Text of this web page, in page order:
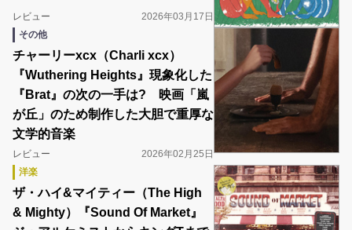
レビュー
2026年03月17日
その他
チャーリーxcx（Charli xcx）
『Wuthering Heights』現象化した
『Brat』の次の一手は? 映画「嵐
が丘」のため制作した大胆で重厚な
文学的音楽
レビュー
2026年02月25日
洋楽
ザ・ハイ&マイティー（The High
& Mighty）『Sound Of Market』